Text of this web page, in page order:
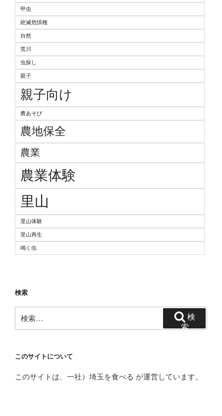
甲虫
絶滅危惧種
自然
荒川
虫探し
親子
親子向け
農あそび
農地保全
農業
農業体験
里山
里山体験
里山再生
鳴く虫
検索
索:
索
このサイトについて
このサイトは、一社）埼玉を食べる が運営しています。